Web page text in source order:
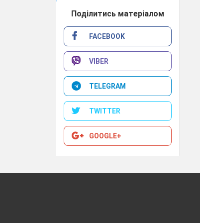
Поділитись матеріалом
FACEBOOK
VIBER
TELEGRAM
TWITTER
GOOGLE+